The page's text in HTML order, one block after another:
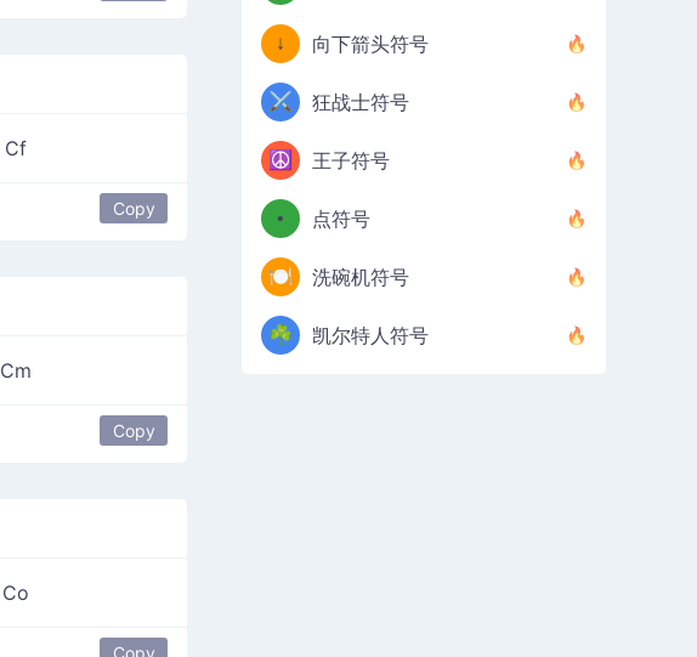
Cf
Copy
Cm
Copy
Co
Copy
↓ 向下箭头符号
⚔️ 狂战士符号
☮️ 王子符号
• 点符号
🍽️ 洗碗机符号
☘️ 凯尔特人符号